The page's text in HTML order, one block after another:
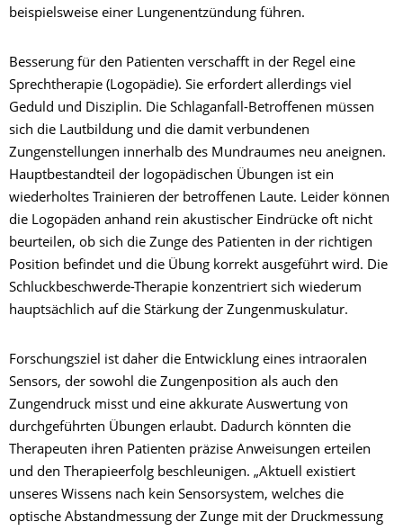
beispielsweise einer Lungenentzündung führen.
Besserung für den Patienten verschafft in der Regel eine
Sprechtherapie (Logopädie). Sie erfordert allerdings viel
Geduld und Disziplin. Die Schlaganfall-Betroffenen müssen
sich die Lautbildung und die damit verbundenen
Zungenstellungen innerhalb des Mundraumes neu aneignen.
Hauptbestandteil der logopädischen Übungen ist ein
wiederholtes Trainieren der betroffenen Laute. Leider können
die Logopäden anhand rein akustischer Eindrücke oft nicht
beurteilen, ob sich die Zunge des Patienten in der richtigen
Position befindet und die Übung korrekt ausgeführt wird. Die
Schluckbeschwerde-Therapie konzentriert sich wiederum
hauptsächlich auf die Stärkung der Zungenmuskulatur.
Forschungsziel ist daher die Entwicklung eines intraoralen
Sensors, der sowohl die Zungenposition als auch den
Zungendruck misst und eine akkurate Auswertung von
durchgeführten Übungen erlaubt. Dadurch könnten die
Therapeuten ihren Patienten präzise Anweisungen erteilen
und den Therapieerfolg beschleunigen. „Aktuell existiert
unseres Wissens nach kein Sensorsystem, welches die
optische Abstandmessung der Zunge mit der Druckmessung